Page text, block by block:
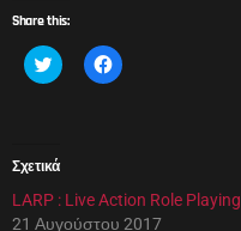
Share this:
Κ
λ
α
κ
ν
Π
α
α
κ
Σχετικά
LARP : Live Action Role Playing
21 Αυγούστου 2017